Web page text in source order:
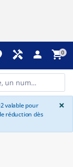
handyman person shopping_cart0
valable pour
réduction dès
×